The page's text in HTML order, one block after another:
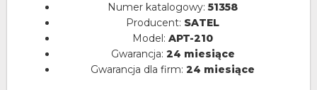
Numer katalogowy: 51358
Producent: SATEL
Model: APT-210
Gwarancja: 24 miesiące
Gwarancja dla firm: 24 miesiące